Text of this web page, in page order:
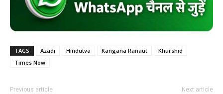
TAGS Azadi Hindutva Kangana Ranaut
Khurshid
Times Now
Previous article Next article